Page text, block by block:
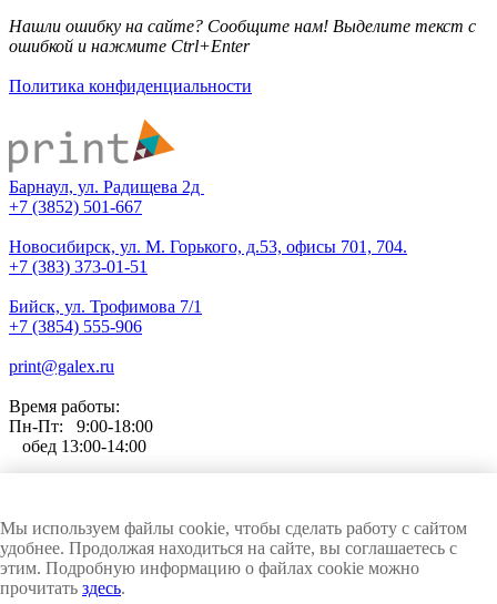
Нашли ошибку на сайте? Сообщите нам! Выделите текст с
ошибкой и нажмите Ctrl+Enter
Политика конфиденциальности
Барнаул, ул. Радищева 2д
+7 (3852) 501-667
Новосибирск, ул. М. Горького, д.53, офисы 701, 704.
+7 (383) 373-01-51
Бийск, ул. Трофимова 7/1
+7 (3854) 555-906
print@galex.ru
Время работы:
Пн-Пт: 9:00-18:00
обед 13:00-14:00
Любое использование материалов сайта только с письменного
согласия компании ГАЛЭКС
© ГАЛЭКС, 1999-2026. Все права защищены и охраняются законом
Мы используем файлы cookie, чтобы сделать работу с сайтом
удобнее. Продолжая находиться на сайте, вы соглашаетесь с
этим. Подробную информацию о файлах cookie можно
прочитать здесь.